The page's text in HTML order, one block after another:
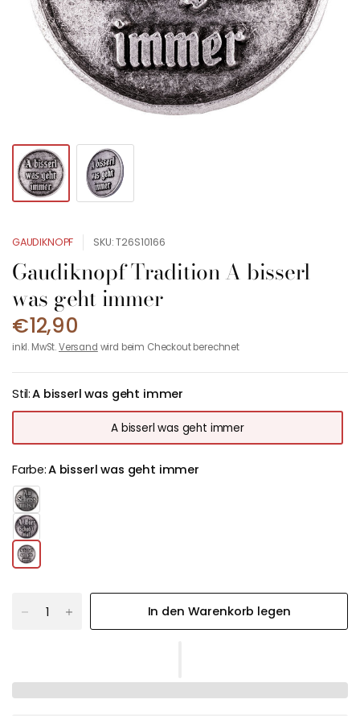
GAUDIKNOPF SKU: T26S10166
Gaudiknopf Tradition A bisserl
was geht immer
€12,90
inkl. MwSt.Versand wird beim Checkout berechnet
Stil:A bisserl was geht immer
A bisserl was geht immer
Farbe:A bisserl was geht immer
In den Warenkorb legen